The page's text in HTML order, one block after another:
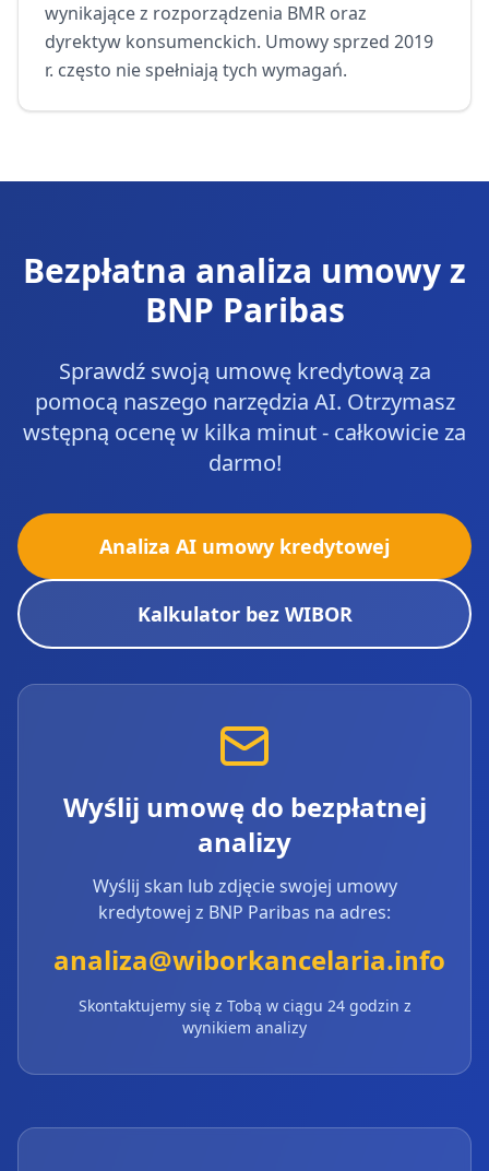
wynikające z rozporządzenia BMR oraz
dyrektyw konsumenckich. Umowy sprzed 2019
r. często nie spełniają tych wymagań.
Bezpłatna analiza umowy z
BNP Paribas
Sprawdź swoją umowę kredytową za
pomocą naszego narzędzia AI. Otrzymasz
wstępną ocenę w kilka minut - całkowicie za
darmo!
Analiza AI umowy kredytowej
Kalkulator bez WIBOR
Wyślij umowę do bezpłatnej
analizy
Wyślij skan lub zdjęcie swojej umowy
kredytowej z BNP Paribas na adres:
analiza@wiborkancelaria.info
Skontaktujemy się z Tobą w ciągu 24 godzin z
wynikiem analizy